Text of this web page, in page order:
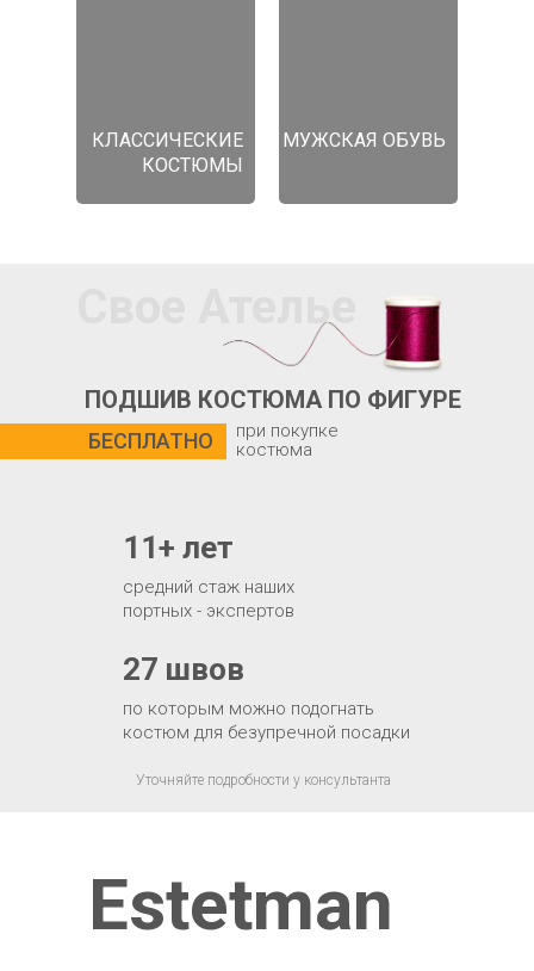
КЛАССИЧЕСКИЕ
КОСТЮМЫ
МУЖСКАЯ ОБУВЬ
Свое Ателье
ПОДШИВ КОСТЮМА ПО ФИГУРЕ
БЕСПЛАТНО
по которым можно подогнать
костюм для безупречной посадки
27 швов
средний стаж наших
портных - экспертов
11+ лет
при покупке
костюма
Уточняйте подробности у консультанта
Estetman